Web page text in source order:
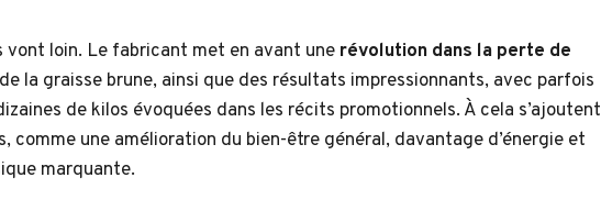
vont loin. Le fabricant met en avant une révolution dans la perte de
la graisse brune, ainsi que des résultats impressionnants, avec parfois
de kilos évoquées dans les récits promotionnels. À cela s’ajoutent
comme une amélioration du bien-être général, davantage d’énergie et
marquante.